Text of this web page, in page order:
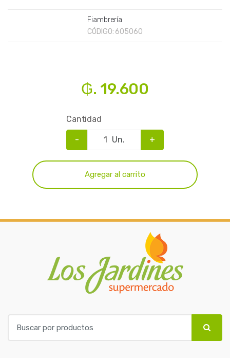
Fiambrería
CÓDIGO: 605060
₲. 19.600
Cantidad
- Un. +
Agregar al carrito